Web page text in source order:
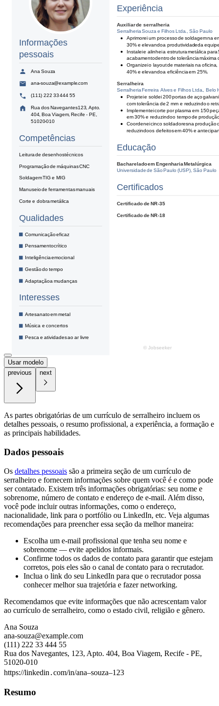
Usar modelo
previous
next
As partes obrigatórias de um currículo de serralheiro incluem os
detalhes pessoais, o resumo profissional, a experiência, a formação e
as principais habilidades.
Dados pessoais
Os detalhes pessoais são a primeira seção de um currículo de
serralheiro e fornecem informações sobre quem você é e como pode
ser contatado. Existem três informações obrigatórias: seu nome e
sobrenome, número de contato e endereço de e-mail. Além disso,
você pode incluir outras informações, como o endereço,
nacionalidade, link para o portfólio ou LinkedIn, etc. Veja algumas
recomendações para preencher essa seção da melhor maneira:
Escolha um e-mail profissional que tenha seu nome e
sobrenome — evite apelidos informais.
Confirme todos os dados de contato para garantir que estejam
corretos, pois eles são o canal de contato para o recrutador.
Inclua o link do seu LinkedIn para que o recrutador possa
conhecer melhor sua trajetória e fazer networking.
Recomendamos que evite informações que não acrescentam valor
ao currículo de serralheiro, como o estado civil, religião e gênero.
Ana Souza
ana-souza@example.com
(111) 222 33 444 55
Rua dos Navegantes, 123, Apto. 404, Boa Viagem, Recife - PE,
51020-010
https://linkedin․com/in/ana–souza–123
Resumo